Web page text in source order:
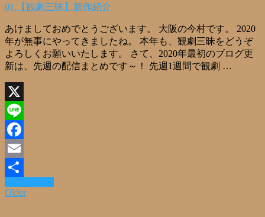
01.【観劇三昧】新作紹介
あけましておめでとうございます。 大阪の今村です。 2020
年が無事にやってきましたね。 本年も、観劇三昧をどうぞ
よろしくお願いいたします。 さて、2020年最初のブログ更
新は、先週の配信まとめです～！ 先週1週間で観劇 …
X
Line
Facebook
Email
共
Older